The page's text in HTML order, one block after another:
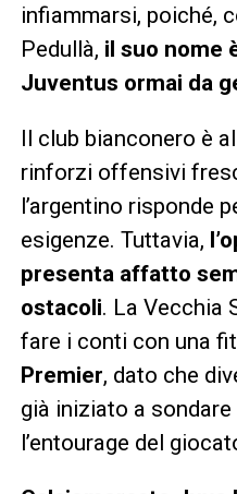
infiammarsi, poiché,
Pedullà, il suo nome
Juventus ormai da
Il club bianconero è
rinforzi offensivi
l’argentino risponde
esigenze. Tuttavia,
presenta affatto
ostacoli. La Vecchia
fare i conti con una
Premier, dato che
già iniziato a
l’entourage del